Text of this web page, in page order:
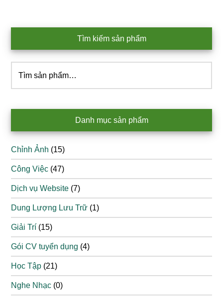
Tìm kiếm sản phẩm
kiếm:
Danh mục sản phẩm
Chỉnh Ảnh (15)
Công Việc (47)
Dịch vụ Website (7)
Dung Lượng Lưu Trữ (1)
Giải Trí (15)
Gói CV tuyển dụng (4)
Học Tập (21)
Nghe Nhạc (0)